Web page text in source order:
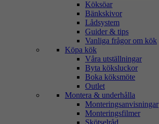
Köksöar
Bänkskivor
Lådsystem
Guider & tips
Vanliga frågor om kök
Köpa kök
Våra utställningar
Byta köksluckor
Boka köksmöte
Outlet
Montera & underhålla
Monteringsanvisningar
Monteringsfilmer
Skötselråd